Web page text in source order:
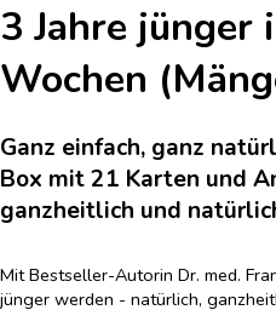
3 Jahre jünger
Wochen
Ganz einfach, ganz
Box mit 21 Karten und
ganzheitlich und
Mit Bestseller-Autorin Dr. med.
jünger werden - natürlich,